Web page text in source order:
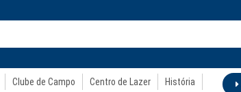
Clube de Campo Centro de Lazer
História